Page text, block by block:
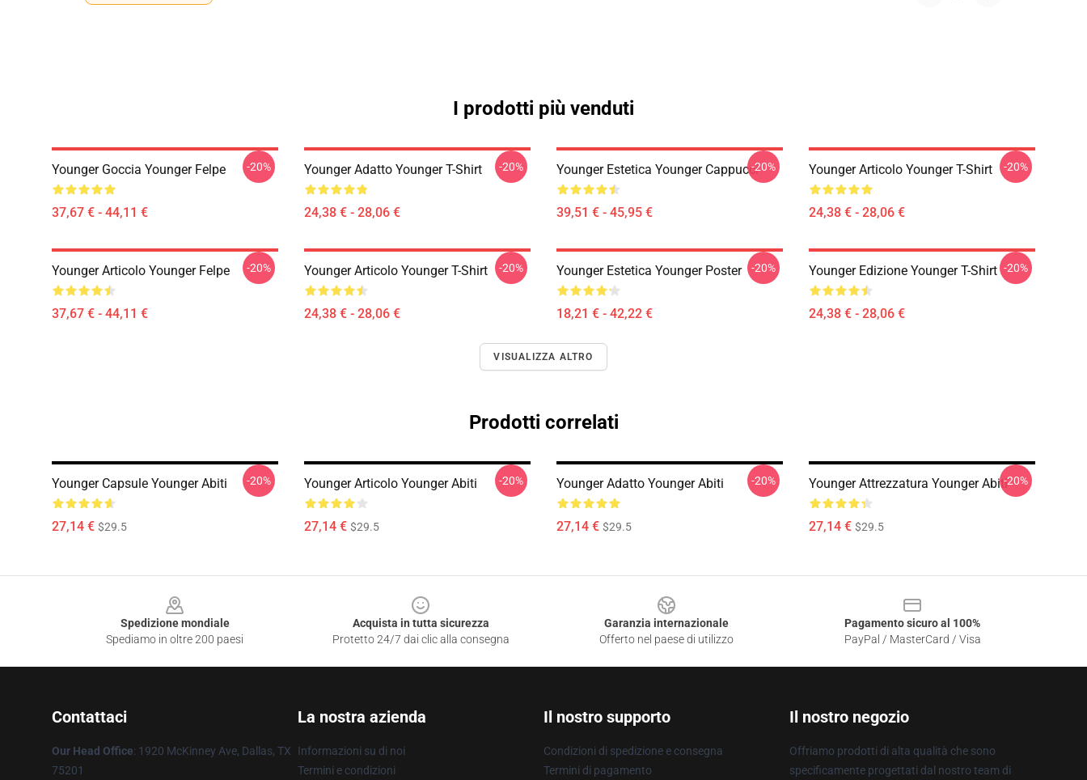
I prodotti più venduti
Younger Goccia Younger Felpe
37,67 € - 44,11 €
-20% Younger Adatto Younger T-Shirt
24,38 € - 28,06 €
-20% Younger Estetica Younger Cappucci
39,51 € - 45,95 €
-20% Younger Articolo Younger T-Shirt
24,38 € - 28,06 €
-20%
Younger Articolo Younger Felpe
37,67 € - 44,11 €
-20% Younger Articolo Younger T-Shirt
24,38 € - 28,06 €
-20% Younger Estetica Younger Poster
18,21 € - 42,22 €
-20% Younger Edizione Younger T-Shirt
24,38 € - 28,06 €
-20%
VISUALIZZA ALTRO
Prodotti correlati
Younger Capsule Younger Abiti
27,14 € $29.5
-20% Younger Articolo Younger Abiti
27,14 € $29.5
-20% Younger Adatto Younger Abiti
27,14 € $29.5
-20% Younger Attrezzatura Younger Abiti
27,14 € $29.5
-20%
Spedizione mondiale
Spediamo in oltre 200 paesi
Acquista in tutta sicurezza
Protetto 24/7 dai clic alla consegna
Garanzia internazionale
Offerto nel paese di utilizzo
Pagamento sicuro al 100%
PayPal / MasterCard / Visa
Contattaci
Our Head Office: 1920 McKinney Ave, Dallas, TX
75201
La nostra azienda
Informazioni su di noi
Termini e condizioni
Il nostro supporto
Condizioni di spedizione e consegna
Termini di pagamento
Il nostro negozio
Offriamo prodotti di alta qualità che sono
specificamente progettati dal nostro team di